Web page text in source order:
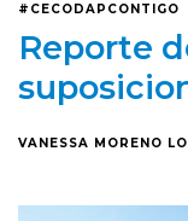
#CECODAPCONTIGO
Reporte
VANESSA MORENO